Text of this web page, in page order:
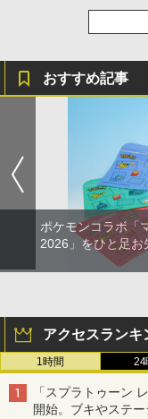
おすすめ記事
ポケモンコラボ「
2026」をひと足
アクセスランキ
1時間 24
「スプラトゥーン
開始。ブキやステ